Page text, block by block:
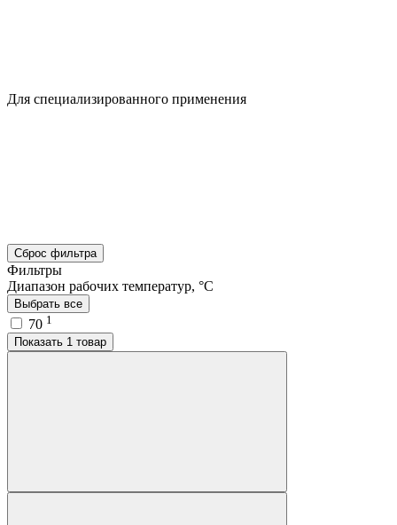
Для специализированного применения
Сброс фильтра
Фильтры
Диапазон рабочих температур, °C
Выбрать все
70 1
Показать 1 товар